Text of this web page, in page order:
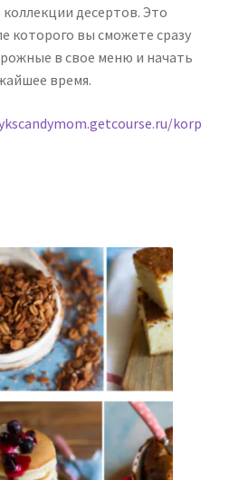
десертов. Это
которого вы сможете сразу
в свое меню и начать
время.
korp